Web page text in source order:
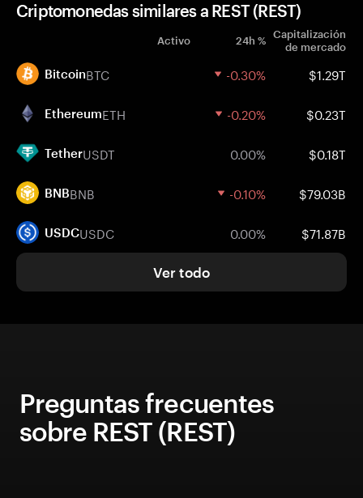
Criptomonedas similares a REST (REST)
Activo 24h % Capitalización
de mercado
BitcoinBTC -0.30% $1.29T
EthereumETH -0.20% $0.23T
TetherUSDT 0.00% $0.18T
BNBBNB -0.10% $79.03B
USDCUSDC 0.00% $71.87B
Ver todo
Preguntas frecuentes
sobre REST (REST)